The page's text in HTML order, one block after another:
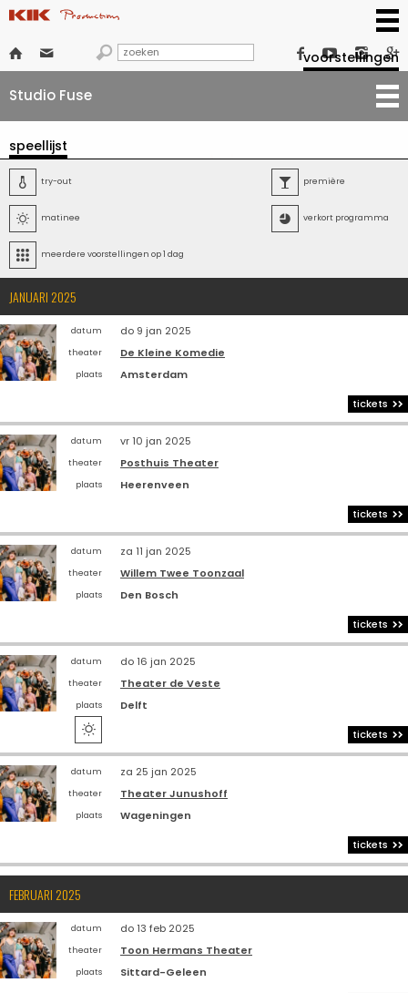
      
voorstellingen
Studio Fuse
speellijst
 try-out  première
 matinee  verkort programma
 meerdere voorstellingen op 1 dag
JANUARI 2025
datum do 9 jan 2025
theater De Kleine Komedie
plaats
Amsterdam
tickets
datum vr 10 jan 2025
theater Posthuis Theater
plaats
Heerenveen
tickets
datum za 11 jan 2025
theater Willem Twee Toonzaal
plaats
Den Bosch
tickets
datum do 16 jan 2025
theater Theater de Veste
plaats Delft
 tickets
datum za 25 jan 2025
theater Theater Junushoff
plaats
Wageningen
tickets
FEBRUARI 2025
datum do 13 feb 2025
theater Toon Hermans Theater
plaats
Sittard-Geleen